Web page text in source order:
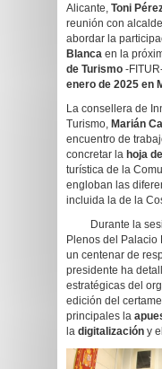
Alicante, Toni
reunión con
abordar la
Blanca en la
de Turismo -
enero de 2025 en
La consellera de
Turismo, Marián
encuentro de
concretar la hoja
turística de la
engloban las
incluida la de la
Durante la
Plenos del Palacio
un centenar de
presidente ha
estratégicas del
edición del
principales la
la digitalización y